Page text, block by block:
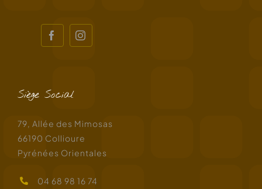
Siège Social
79, Allée des Mimosas
66190 Collioure
Pyrénées Orientales
04 68 98 16 74